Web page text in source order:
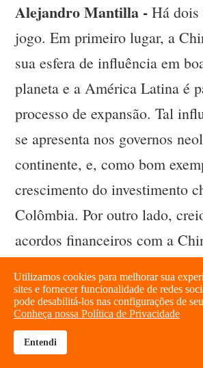
Alejandro Mantilla -Há dois
jogo. Em primeiro lugar, a
sua esfera de influência em
planeta e a América Latina é
processo de expansão. Tal
se apresenta nos governos
continente, e, como bom
crescimento do investimento
Colômbia. Por outro lado,
acordos financeiros com a
com novos recursos sem ter
socorro aos empréstimos de
multilaterais condicionadas a
brightness_high
Utilizamos cookies para melhorar sua
sites e fornecer funcionalidade de redes
pode desabilitá-los nas configurações de
Conheça nossa Política de Privacidade
Entendi